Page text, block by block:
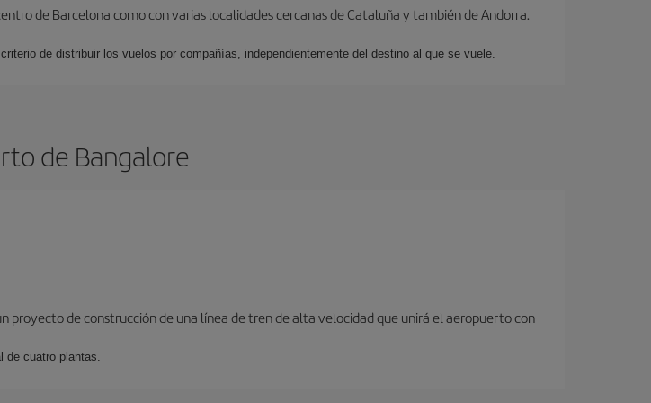
de Barcelona como con varias localidades cercanas de Cataluña y también de Andorra.
de distribuir los vuelos por compañías, independientemente del destino al que se vuele.
de Bangalore
proyecto de construcción de una línea de tren de alta velocidad que unirá el aeropuerto con
de cuatro plantas.